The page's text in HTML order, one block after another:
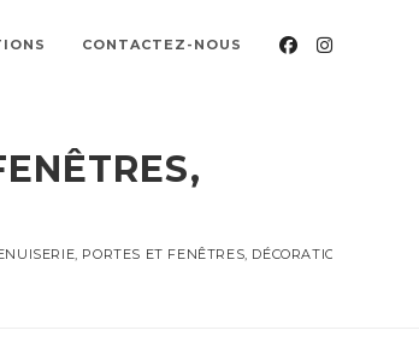
CONTACTEZ-NOUS
PORTES ET FENÊTRES, DÉCORATION,